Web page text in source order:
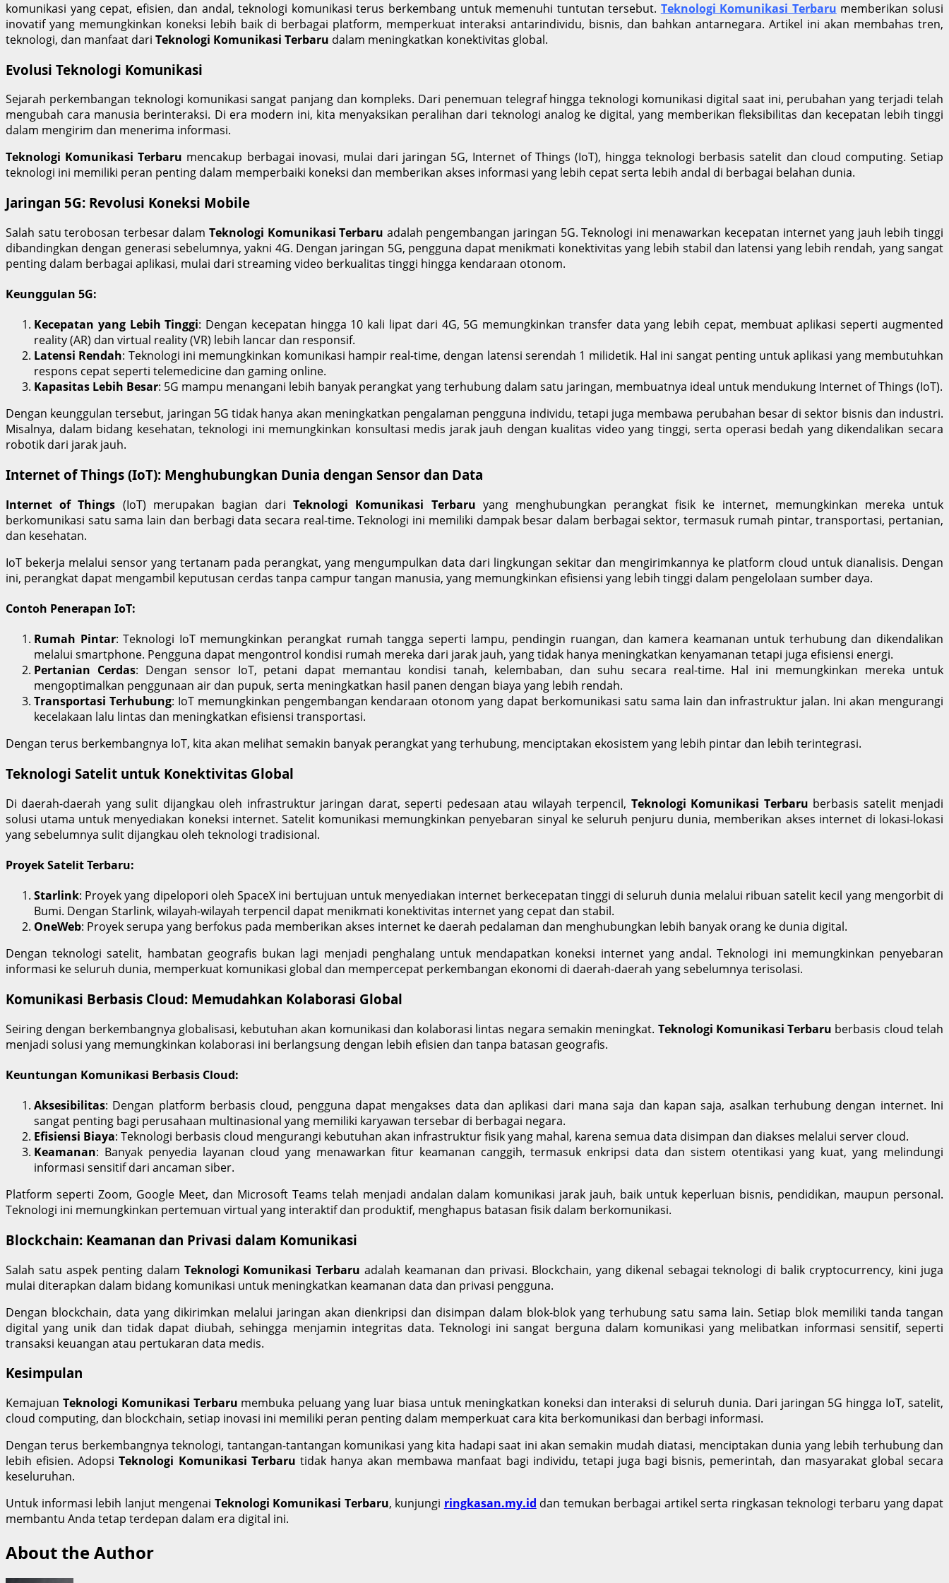
komunikasi yang cepat, efisien, dan andal, teknologi komunikasi terus berkembang untuk memenuhi tuntutan tersebut. Teknologi Komunikasi Terbaru memberikan solusi
inovatif yang memungkinkan koneksi lebih baik di berbagai platform, memperkuat interaksi antarindividu, bisnis, dan bahkan antarnegara. Artikel ini akan membahas tren,
teknologi, dan manfaat dari Teknologi Komunikasi Terbaru dalam meningkatkan konektivitas global.
Evolusi Teknologi Komunikasi
Sejarah perkembangan teknologi komunikasi sangat panjang dan kompleks. Dari penemuan telegraf hingga teknologi komunikasi digital saat ini, perubahan yang terjadi telah
mengubah cara manusia berinteraksi. Di era modern ini, kita menyaksikan peralihan dari teknologi analog ke digital, yang memberikan fleksibilitas dan kecepatan lebih tinggi
dalam mengirim dan menerima informasi.
Teknologi Komunikasi Terbaru mencakup berbagai inovasi, mulai dari jaringan 5G, Internet of Things (IoT), hingga teknologi berbasis satelit dan cloud computing. Setiap
teknologi ini memiliki peran penting dalam memperbaiki koneksi dan memberikan akses informasi yang lebih cepat serta lebih andal di berbagai belahan dunia.
Jaringan 5G: Revolusi Koneksi Mobile
Salah satu terobosan terbesar dalam Teknologi Komunikasi Terbaru adalah pengembangan jaringan 5G. Teknologi ini menawarkan kecepatan internet yang jauh lebih tinggi
dibandingkan dengan generasi sebelumnya, yakni 4G. Dengan jaringan 5G, pengguna dapat menikmati konektivitas yang lebih stabil dan latensi yang lebih rendah, yang sangat
penting dalam berbagai aplikasi, mulai dari streaming video berkualitas tinggi hingga kendaraan otonom.
Keunggulan 5G:
Kecepatan yang Lebih Tinggi: Dengan kecepatan hingga 10 kali lipat dari 4G, 5G memungkinkan transfer data yang lebih cepat, membuat aplikasi seperti augmented
reality (AR) dan virtual reality (VR) lebih lancar dan responsif.
Latensi Rendah: Teknologi ini memungkinkan komunikasi hampir real-time, dengan latensi serendah 1 milidetik. Hal ini sangat penting untuk aplikasi yang membutuhkan
respons cepat seperti telemedicine dan gaming online.
Kapasitas Lebih Besar: 5G mampu menangani lebih banyak perangkat yang terhubung dalam satu jaringan, membuatnya ideal untuk mendukung Internet of Things (IoT).
Dengan keunggulan tersebut, jaringan 5G tidak hanya akan meningkatkan pengalaman pengguna individu, tetapi juga membawa perubahan besar di sektor bisnis dan industri.
Misalnya, dalam bidang kesehatan, teknologi ini memungkinkan konsultasi medis jarak jauh dengan kualitas video yang tinggi, serta operasi bedah yang dikendalikan secara
robotik dari jarak jauh.
Internet of Things (IoT): Menghubungkan Dunia dengan Sensor dan Data
Internet of Things (IoT) merupakan bagian dariTeknologi Komunikasi Terbaru yang menghubungkan perangkat fisik ke internet, memungkinkan mereka untuk
berkomunikasi satu sama lain dan berbagi data secara real-time. Teknologi ini memiliki dampak besar dalam berbagai sektor, termasuk rumah pintar, transportasi, pertanian,
dan kesehatan.
IoT bekerja melalui sensor yang tertanam pada perangkat, yang mengumpulkan data dari lingkungan sekitar dan mengirimkannya ke platform cloud untuk dianalisis. Dengan
ini, perangkat dapat mengambil keputusan cerdas tanpa campur tangan manusia, yang memungkinkan efisiensi yang lebih tinggi dalam pengelolaan sumber daya.
Contoh Penerapan IoT:
Rumah Pintar: Teknologi IoT memungkinkan perangkat rumah tangga seperti lampu, pendingin ruangan, dan kamera keamanan untuk terhubung dan dikendalikan
melalui smartphone. Pengguna dapat mengontrol kondisi rumah mereka dari jarak jauh, yang tidak hanya meningkatkan kenyamanan tetapi juga efisiensi energi.
Pertanian Cerdas: Dengan sensor IoT, petani dapat memantau kondisi tanah, kelembaban, dan suhu secara real-time. Hal ini memungkinkan mereka untuk
mengoptimalkan penggunaan air dan pupuk, serta meningkatkan hasil panen dengan biaya yang lebih rendah.
Transportasi Terhubung: IoT memungkinkan pengembangan kendaraan otonom yang dapat berkomunikasi satu sama lain dan infrastruktur jalan. Ini akan mengurangi
kecelakaan lalu lintas dan meningkatkan efisiensi transportasi.
Dengan terus berkembangnya IoT, kita akan melihat semakin banyak perangkat yang terhubung, menciptakan ekosistem yang lebih pintar dan lebih terintegrasi.
Teknologi Satelit untuk Konektivitas Global
Di daerah-daerah yang sulit dijangkau oleh infrastruktur jaringan darat, seperti pedesaan atau wilayah terpencil, Teknologi Komunikasi Terbaru berbasis satelit menjadi
solusi utama untuk menyediakan koneksi internet. Satelit komunikasi memungkinkan penyebaran sinyal ke seluruh penjuru dunia, memberikan akses internet di lokasi-lokasi
yang sebelumnya sulit dijangkau oleh teknologi tradisional.
Proyek Satelit Terbaru:
Starlink: Proyek yang dipelopori oleh SpaceX ini bertujuan untuk menyediakan internet berkecepatan tinggi di seluruh dunia melalui ribuan satelit kecil yang mengorbit di
Bumi. Dengan Starlink, wilayah-wilayah terpencil dapat menikmati konektivitas internet yang cepat dan stabil.
OneWeb: Proyek serupa yang berfokus pada memberikan akses internet ke daerah pedalaman dan menghubungkan lebih banyak orang ke dunia digital.
Dengan teknologi satelit, hambatan geografis bukan lagi menjadi penghalang untuk mendapatkan koneksi internet yang andal. Teknologi ini memungkinkan penyebaran
informasi ke seluruh dunia, memperkuat komunikasi global dan mempercepat perkembangan ekonomi di daerah-daerah yang sebelumnya terisolasi.
Komunikasi Berbasis Cloud: Memudahkan Kolaborasi Global
Seiring dengan berkembangnya globalisasi, kebutuhan akan komunikasi dan kolaborasi lintas negara semakin meningkat. Teknologi Komunikasi Terbaru berbasis cloud telah
menjadi solusi yang memungkinkan kolaborasi ini berlangsung dengan lebih efisien dan tanpa batasan geografis.
Keuntungan Komunikasi Berbasis Cloud:
Aksesibilitas: Dengan platform berbasis cloud, pengguna dapat mengakses data dan aplikasi dari mana saja dan kapan saja, asalkan terhubung dengan internet. Ini
sangat penting bagi perusahaan multinasional yang memiliki karyawan tersebar di berbagai negara.
Efisiensi Biaya: Teknologi berbasis cloud mengurangi kebutuhan akan infrastruktur fisik yang mahal, karena semua data disimpan dan diakses melalui server cloud.
Keamanan: Banyak penyedia layanan cloud yang menawarkan fitur keamanan canggih, termasuk enkripsi data dan sistem otentikasi yang kuat, yang melindungi
informasi sensitif dari ancaman siber.
Platform seperti Zoom, Google Meet, dan Microsoft Teams telah menjadi andalan dalam komunikasi jarak jauh, baik untuk keperluan bisnis, pendidikan, maupun personal.
Teknologi ini memungkinkan pertemuan virtual yang interaktif dan produktif, menghapus batasan fisik dalam berkomunikasi.
Blockchain: Keamanan dan Privasi dalam Komunikasi
Salah satu aspek penting dalam Teknologi Komunikasi Terbaru adalah keamanan dan privasi. Blockchain, yang dikenal sebagai teknologi di balik cryptocurrency, kini juga
mulai diterapkan dalam bidang komunikasi untuk meningkatkan keamanan data dan privasi pengguna.
Dengan blockchain, data yang dikirimkan melalui jaringan akan dienkripsi dan disimpan dalam blok-blok yang terhubung satu sama lain. Setiap blok memiliki tanda tangan
digital yang unik dan tidak dapat diubah, sehingga menjamin integritas data. Teknologi ini sangat berguna dalam komunikasi yang melibatkan informasi sensitif, seperti
transaksi keuangan atau pertukaran data medis.
Kesimpulan
Kemajuan Teknologi Komunikasi Terbaru membuka peluang yang luar biasa untuk meningkatkan koneksi dan interaksi di seluruh dunia. Dari jaringan 5G hingga IoT, satelit,
cloud computing, dan blockchain, setiap inovasi ini memiliki peran penting dalam memperkuat cara kita berkomunikasi dan berbagi informasi.
Dengan terus berkembangnya teknologi, tantangan-tantangan komunikasi yang kita hadapi saat ini akan semakin mudah diatasi, menciptakan dunia yang lebih terhubung dan
lebih efisien. AdopsiTeknologi Komunikasi Terbaru tidak hanya akan membawa manfaat bagi individu, tetapi juga bagi bisnis, pemerintah, dan masyarakat global secara
keseluruhan.
Untuk informasi lebih lanjut mengenai Teknologi Komunikasi Terbaru, kunjungi ringkasan.my.id dan temukan berbagai artikel serta ringkasan teknologi terbaru yang dapat
membantu Anda tetap terdepan dalam era digital ini.
About the Author